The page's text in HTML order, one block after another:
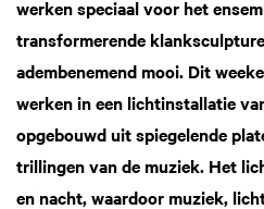
werken speciaal voor het
transformerende
adembenemend mooi. Dit
werken in een lichtinstallatie
opgebouwd uit spiegelende
trillingen van de muziek. Het
en nacht, waardoor muziek,